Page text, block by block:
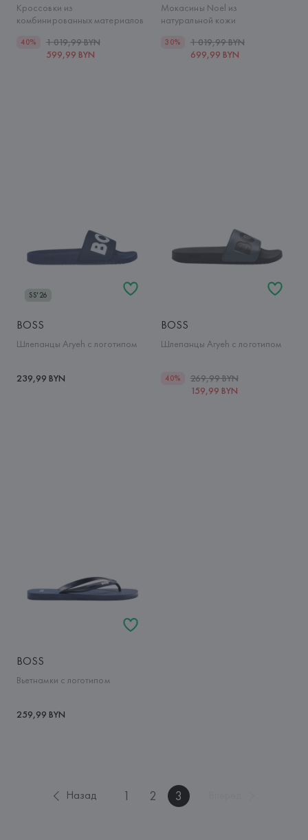
Кроссовки из
комбинированных материалов
40%
1 019,99 BYN
599,99 BYN
Мокасины Noel из
натуральной кожи
30%
1 019,99 BYN
699,99 BYN
SS'26
BOSS
Шлепанцы Aryeh с логотипом
239,99 BYN
BOSS
Шлепанцы Aryeh с логотипом
40%
269,99 BYN
159,99 BYN
BOSS
Вьетнамки с логотипом
259,99 BYN
Назад 1 2 3